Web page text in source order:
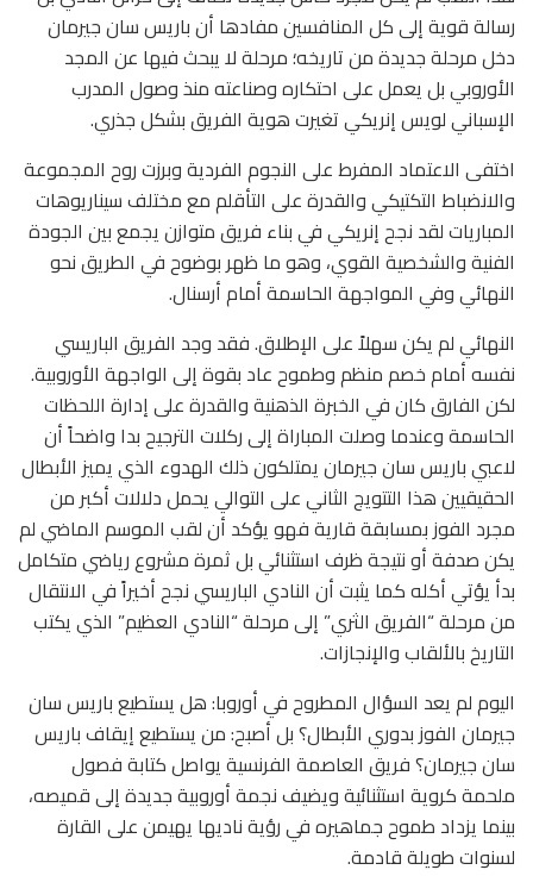
رسالة قوية إلى كل المنافسين مفادها أن باريس سان جيرمان
دخل مرحلة جديدة من تاريخه؛ مرحلة لا يبحث فيها عن المجد
الأوروبي بل يعمل على احتكاره وصناعته منذ وصول المدرب
الإسباني لويس إنريكي تغيرت هوية الفريق بشكل جذري.
اختفى الاعتماد المفرط على النجوم الفردية وبرزت روح المجموعة
والانضباط التكتيكي والقدرة على التأقلم مع مختلف سيناريوهات
المباريات لقد نجح إنريكي في بناء فريق متوازن يجمع بين الجودة
الفنية والشخصية القوي، وهو ما ظهر بوضوح في الطريق نحو
النهائي وفي المواجهة الحاسمة أمام أرسنال.
النهائي لم يكن سهلاً على الإطلاق. فقد وجد الفريق الباريسي
نفسه أمام خصم منظم وطموح عاد بقوة إلى الواجهة الأوروبية.
لكن الفارق كان في الخبرة الذهنية والقدرة على إدارة اللحظات
الحاسمة وعندما وصلت المباراة إلى ركلات الترجيح بدا واضحاً أن
لاعبي باريس سان جيرمان يمتلكون ذلك الهدوء الذي يميز الأبطال
الحقيقيين هذا التتويج الثاني على التوالي يحمل دلالات أكبر من
مجرد الفوز بمسابقة قارية فهو يؤكد أن لقب الموسم الماضي لم
يكن صدفة أو نتيجة ظرف استثنائي بل ثمرة مشروع رياضي متكامل
بدأ يؤتي أكله كما يثبت أن النادي الباريسي نجح أخيراً في الانتقال
من مرحلة “الفريق الثري” إلى مرحلة “النادي العظيم” الذي يكتب
التاريخ بالألقاب والإنجازات.
اليوم لم يعد السؤال المطروح في أوروبا: هل يستطيع باريس سان
جيرمان الفوز بدوري الأبطال؟ بل أصبح: من يستطيع إيقاف باريس
سان جيرمان؟ فريق العاصمة الفرنسية يواصل كتابة فصول
ملحمة كروية استثنائية ويضيف نجمة أوروبية جديدة إلى قميصه،
بينما يزداد طموح جماهيره في رؤية ناديها يهيمن على القارة
لسنوات طويلة قادمة.